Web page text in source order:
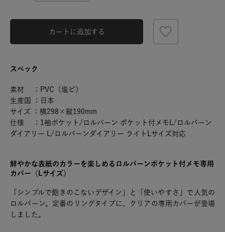
カートに追加する
スペック
素材 ：PVC（塩ビ）
生産国 ：日本
サイズ ：横298×縦190mm
仕様 ：1袖ポケット/ロルバーン ポケット付メモL/ロルバーン
ダイアリー L/ロルバーンダイアリー ライトLサイズ対応
鮮やかな表紙のカラーを楽しめるロルバーンポケット付メモ専用
カバー（Lサイズ）
「シンプルで飽きのこないデザイン」と「使いやすさ」で人気の
ロルバーン。定番のリングタイプに、クリアの専用カバーが登場
しました。